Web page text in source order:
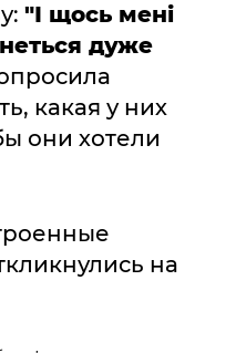
"І щось мені
дуже
какая у них
они хотели
на